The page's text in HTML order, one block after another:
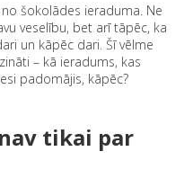
šokolādes ieraduma. Ne
veselību, bet arī tāpēc, ka
un kāpēc dari. Šī vēlme
– kā ieradums, kas
padomājis, kāpēc?
tikai par